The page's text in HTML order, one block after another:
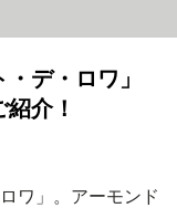
デ・ロワ」
介！
ワ」。アーモンド